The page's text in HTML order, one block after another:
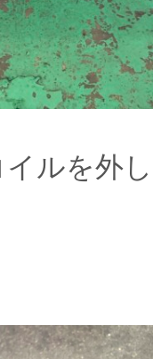
ルを外